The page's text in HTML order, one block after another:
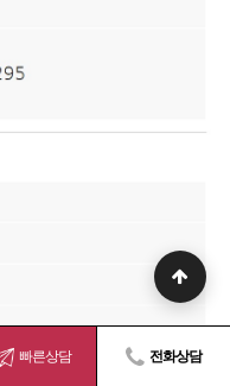
빠른상담 전화상담